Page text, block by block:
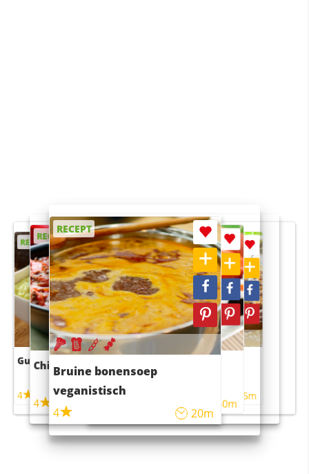
RECEPT
Guacamole
4
RECEPT
Chili con carne
4 45m
RECEPT
Bruine bonensoep
veganistisch
4
20m
RECEPT
Sushi rijstsalade
maaltijdsalade
40m
RECEPT
4 55m